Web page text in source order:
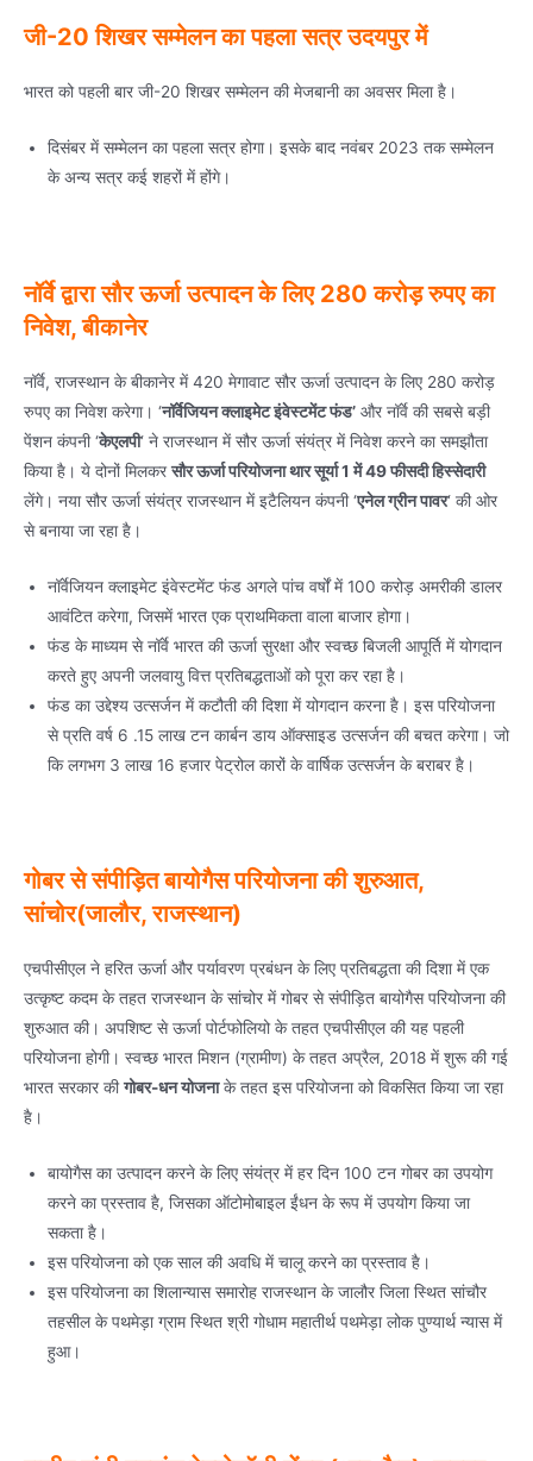
जी-20 शिखर सम्मेलन का पहला सत्र उदयपुर में
भारत को पहली बार जी-20 शिखर सम्मेलन की मेजबानी का अवसर मिला है।
दिसंबर में सम्मेलन का पहला सत्र होगा। इसके बाद नवंबर 2023 तक सम्मेलन
के अन्य सत्र कई शहरों में होंगे।
नॉर्वे द्वारा सौर ऊर्जा उत्पादन के लिए 280 करोड़ रुपए का
निवेश, बीकानेर
नॉर्वे, राजस्थान के बीकानेर में 420 मेगावाट सौर ऊर्जा उत्पादन के लिए 280 करोड़
रुपए का निवेश करेगा। ‘नॉर्वेजियन क्लाइमेट इंवेस्टमेंट फंड’ और नॉर्वे की सबसे बड़ी
पेंशन कंपनी ‘केएलपी‘ ने राजस्थान में सौर ऊर्जा संयंत्र में निवेश करने का समझौता
किया है। ये दोनों मिलकरसौर ऊर्जा परियोजना थार सूर्या 1 में 49 फीसदी हिस्सेदारी
लेंगे। नया सौर ऊर्जा संयंत्र राजस्थान में इटैलियन कंपनी ‘एनेल ग्रीन पावर‘ की ओर
से बनाया जा रहा है।
नॉर्वेजियन क्लाइमेट इंवेस्टमेंट फंड अगले पांच वर्षों में 100 करोड़ अमरीकी डालर
आवंटित करेगा, जिसमें भारत एक प्राथमिकता वाला बाजार होगा।
फंड के माध्यम से नॉर्वे भारत की ऊर्जा सुरक्षा और स्वच्छ बिजली आपूर्ति में योगदान
करते हुए अपनी जलवायु वित्त प्रतिबद्धताओं को पूरा कर रहा है।
फंड का उद्देश्य उत्सर्जन में कटौती की दिशा में योगदान करना है। इस परियोजना
से प्रति वर्ष 6 .15 लाख टन कार्बन डाय ऑक्साइड उत्सर्जन की बचत करेगा। जो
कि लगभग 3 लाख 16 हजार पेट्रोल कारों के वार्षिक उत्सर्जन के बराबर है।
गोबर से संपीड़ित बायोगैस परियोजना की शुरुआत,
सांचोर(जालौर, राजस्थान)
एचपीसीएल ने हरित ऊर्जा और पर्यावरण प्रबंधन के लिए प्रतिबद्धता की दिशा में एक
उत्कृष्ट कदम के तहत राजस्थान के सांचोर में गोबर से संपीड़ित बायोगैस परियोजना की
शुरुआत की। अपशिष्ट से ऊर्जा पोर्टफोलियो के तहत एचपीसीएल की यह पहली
परियोजना होगी। स्वच्छ भारत मिशन (ग्रामीण) के तहत अप्रैल, 2018 में शुरू की गई
भारत सरकार कीगोबर-धन योजनाके तहत इस परियोजना को विकसित किया जा रहा
है।
बायोगैस का उत्पादन करने के लिए संयंत्र में हर दिन 100 टन गोबर का उपयोग
करने का प्रस्ताव है, जिसका ऑटोमोबाइल ईंधन के रूप में उपयोग किया जा
सकता है।
इस परियोजना को एक साल की अवधि में चालू करने का प्रस्ताव है।
इस परियोजना का शिलान्यास समारोह राजस्थान के जालौर जिला स्थित सांचौर
तहसील के पथमेड़ा ग्राम स्थित श्री गोधाम महातीर्थ पथमेड़ा लोक पुण्यार्थ न्यास में
हुआ।